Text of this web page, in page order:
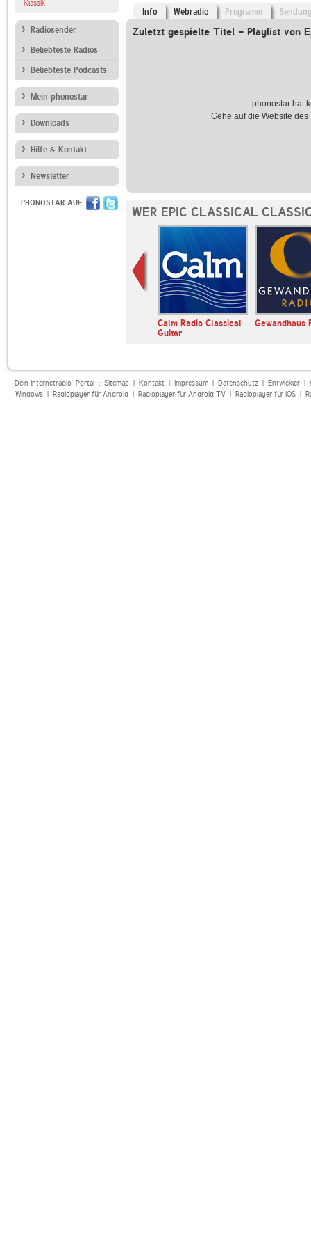
Klassik
Radiosender
Beliebteste Radios
Beliebteste Podcasts
Mein phonostar
Downloads
Hilfe & Kontakt
Newsletter
PHONOSTAR AUF
Info Webradio Programm
Zuletzt gespielte Titel - Playlist von
phonostar hat
Gehe auf die Website des
WER EPIC CLASSICAL
Calm Radio Classical
Guitar
Gewandhaus
Dein Internetradio-Portal : Sitemap| Kontakt| Impressum| Datenschutz| Entwickler|
Windows| Radioplayer für Android| Radioplayer für Android TV| Radioplayer für iOS|